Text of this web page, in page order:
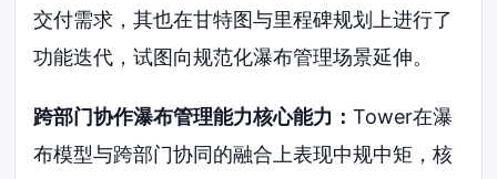
交付需求，其也在甘特图与里程碑规划上进行了
功能迭代，试图向规范化瀑布管理场景延伸。
跨部门协作瀑布管理能力核心能力：Tower在瀑
布模型与跨部门协同的融合上表现中规中矩，核